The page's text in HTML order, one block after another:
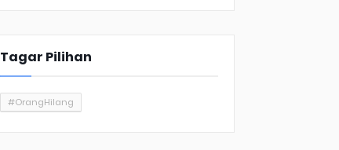
Tagar Pilihan
#OrangHilang